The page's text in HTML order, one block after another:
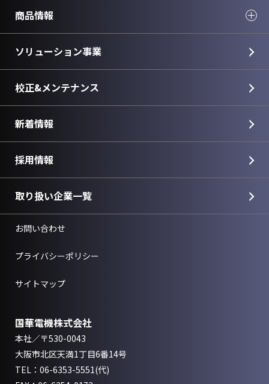
商品情報
ソリューション事業
校正&メンテナンス
新着情報
採用情報
取り扱い企業一覧
お問い合わせ
プライバシーポリシー
サイトマップ
国華電機株式会社
本社／〒530-0043
大阪市北区天満1丁目6番14号
TEL： 06-6353-5551(代)